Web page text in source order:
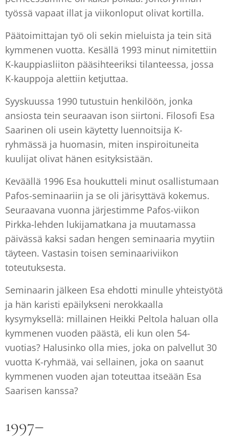
työssä vapaat illat ja viikonloput olivat kortilla.
Päätoimittajan työ oli sekin mieluista ja tein sitä
kymmenen vuotta. Kesällä 1993 minut nimitettiin
K-kauppiasliiton pääsihteeriksi tilanteessa, jossa
K-kauppoja alettiin ketjuttaa.
Syyskuussa 1990 tutustuin henkilöön, jonka
ansiosta tein seuraavan ison siirtoni. Filosofi Esa
Saarinen oli usein käytetty luennoitsija K-
ryhmässä ja huomasin, miten inspiroituneita
kuulijat olivat hänen esityksistään.
Keväällä 1996 Esa houkutteli minut osallistumaan
Pafos-seminaariin ja se oli järisyttävä kokemus.
Seuraavana vuonna järjestimme Pafos-viikon
Pirkka-lehden lukijamatkana ja muutamassa
päivässä kaksi sadan hengen seminaaria myytiin
täyteen. Vastasin toisen seminaariviikon
toteutuksesta.
Seminaarin jälkeen Esa ehdotti minulle yhteistyötä
ja hän karisti epäilykseni nerokkaalla
kysymyksellä: millainen Heikki Peltola haluan olla
kymmenen vuoden päästä, eli kun olen 54-
vuotias? Halusinko olla mies, joka on palvellut 30
vuotta K-ryhmää, vai sellainen, joka on saanut
kymmenen vuoden ajan toteuttaa itseään Esa
Saarisen kanssa?
1997–